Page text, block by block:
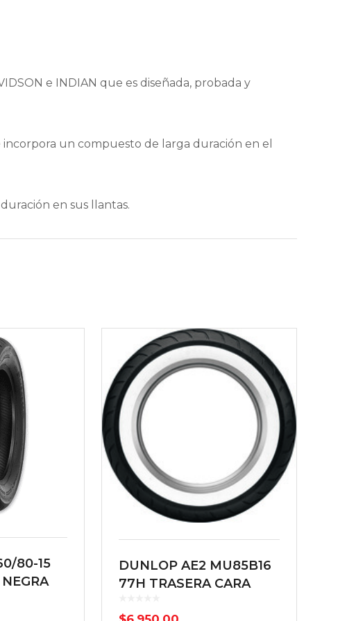
e INDIAN que es diseñada, probada y
un compuesto de larga duración en el
en sus llantas.
80-15
DUNLOP AE2 MU85B16
77H TRASERA CARA